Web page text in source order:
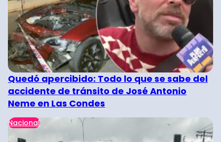
Quedó apercibido: Todo lo que se sabe del
accidente de tránsito de José Antonio
Neme en Las Condes
Nacional